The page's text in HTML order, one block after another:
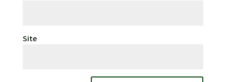
Site